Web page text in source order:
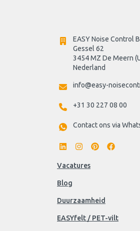
EASY Noise Control
Gessel 62
3454 MZ De Meern
Nederland
info@easy-
+31 30 227 08 00
Contact ons via
Vacatures
Blog
Duurzaamheid
EASYfelt / PET-vilt